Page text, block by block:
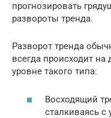
прогнозировать
развороты тренда.
Разворот тренда
всегда происходит
уровне такого типа:
Восходящий
сталкиваясь